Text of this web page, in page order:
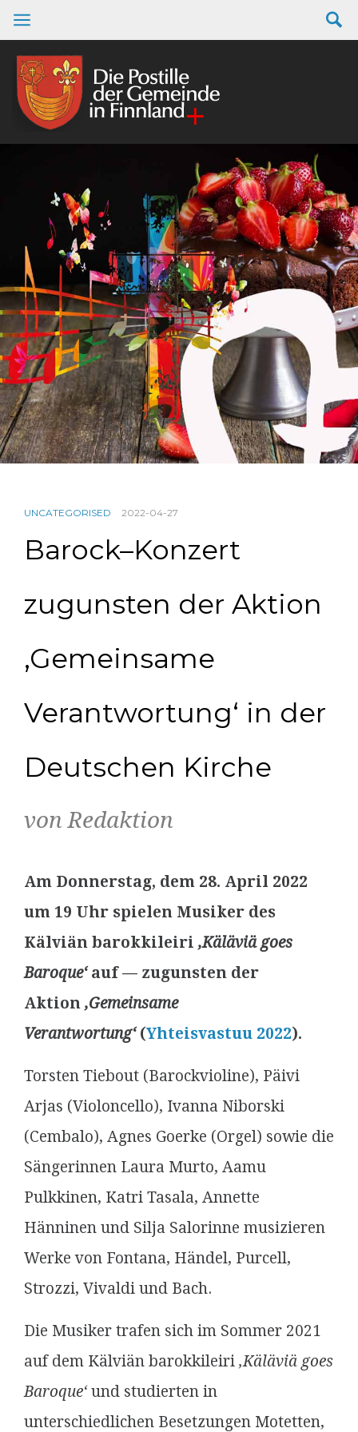
UNCATEGORISED 2022-04-27
Barock–Konzert
zugunsten der Aktion
‚Gemeinsame
Verantwortung‘ in der
Deutschen Kirche
von Redaktion
Am Donnerstag, dem 28. April 2022
um 19 Uhr spielen Musiker des
Kälviän barokkileiri ‚Käläviä goes
Baroque‘auf — zugunsten der
Aktion ‚Gemeinsame
Verantwortung‘(Yhteisvastuu 2022).
Torsten Tiebout (Barockvioline), Päivi
Arjas (Violoncello), Ivanna Niborski
(Cembalo), Agnes Goerke (Orgel) sowie die
Sängerinnen Laura Murto, Aamu
Pulkkinen, Katri Tasala, Annette
Hänninen und Silja Salorinne musizieren
Werke von Fontana, Händel, Purcell,
Strozzi, Vivaldi und Bach.
Die Musiker trafen sich im Sommer 2021
auf dem Kälviän barokkileiri ‚Käläviä goes
Baroque‘und studierten in
unterschiedlichen Besetzungen Motetten,